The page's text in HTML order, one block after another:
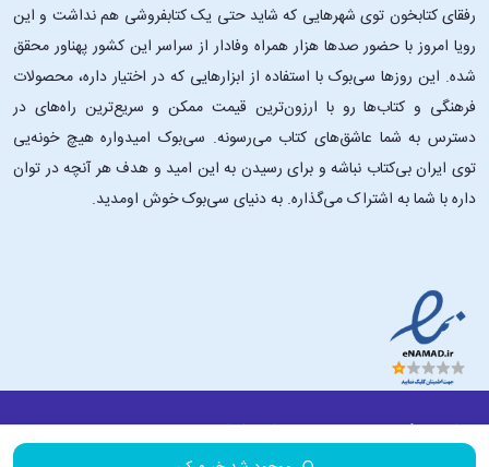
رفقای کتابخون توی شهرهایی که شاید حتی یک کتابفروشی هم نداشت و این
رویا امروز با حضور صدها هزار همراه وفادار از سراسر این کشور پهناور محقق
شده. این ‌روزها سی‌بوک با استفاده از ابزارهایی که در اختیار داره، محصولات
فرهنگی و کتاب‌ها رو با ارزون‌ترین قیمت ممکن و سریع‌ترین راه‌های در
دسترس به شما عاشق‌های کتاب می‌رسونه. سی‌بوک امیدواره هیچ خونه‌یی
توی ایران بی‌کتاب نباشه و برای رسیدن به این امید و هدف هر آنچه در توان
داره با شما به اشتراک می‌گذاره. به دنیای سی‌بوک خوش اومدید.
درباره ۳۰بوک تماس با ما